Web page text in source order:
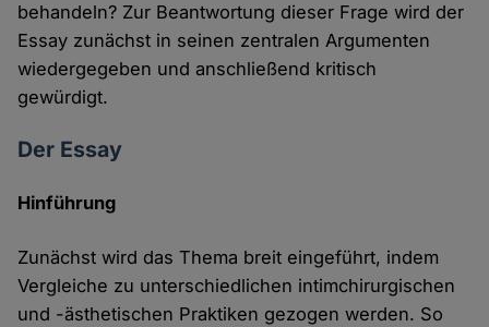
behandeln? Zur Beantwortung dieser Frage wird der
Essay zunächst in seinen zentralen Argumenten
wiedergegeben und anschließend kritisch
gewürdigt.
Der Essay
Hinführung
Zunächst wird das Thema breit eingeführt, indem
Vergleiche zu unterschiedlichen intimchirurgischen
und -ästhetischen Praktiken gezogen werden. So